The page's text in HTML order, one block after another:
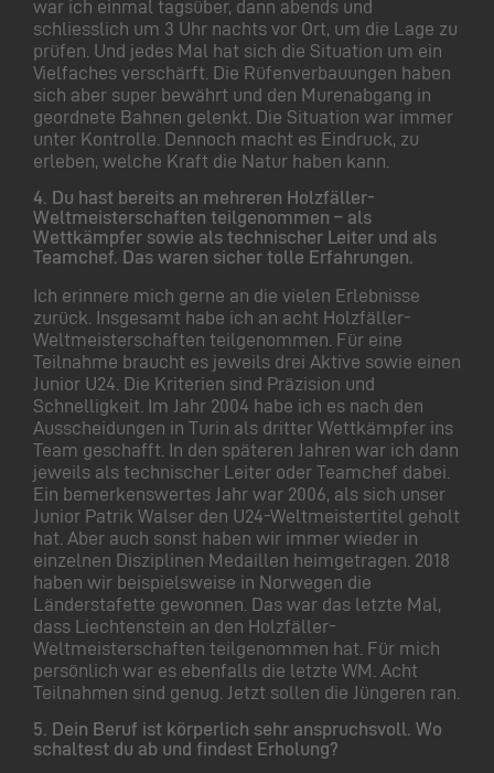
war ich einmal tagsüber, dann abends und
schliesslich um 3 Uhr nachts vor Ort, um die Lage zu
prüfen. Und jedes Mal hat sich die Situation um ein
Vielfaches verschärft. Die Rüfenverbauungen haben
sich aber super bewährt und den Murenabgang in
geordnete Bahnen gelenkt. Die Situation war immer
unter Kontrolle. Dennoch macht es Eindruck, zu
erleben, welche Kraft die Natur haben kann.
4. Du hast bereits an mehreren Holzfäller-
Weltmeisterschaften teilgenommen – als
Wettkämpfer sowie als technischer Leiter und als
Teamchef. Das waren sicher tolle Erfahrungen.
Ich erinnere mich gerne an die vielen Erlebnisse
zurück. Insgesamt habe ich an acht Holzfäller-
Weltmeisterschaften teilgenommen. Für eine
Teilnahme braucht es jeweils drei Aktive sowie einen
Junior U24. Die Kriterien sind Präzision und
Schnelligkeit. Im Jahr 2004 habe ich es nach den
Ausscheidungen in Turin als dritter Wettkämpfer ins
Team geschafft. In den späteren Jahren war ich dann
jeweils als technischer Leiter oder Teamchef dabei.
Ein bemerkenswertes Jahr war 2006, als sich unser
Junior Patrik Walser den U24-Weltmeistertitel geholt
hat. Aber auch sonst haben wir immer wieder in
einzelnen Disziplinen Medaillen heimgetragen. 2018
haben wir beispielsweise in Norwegen die
Länderstafette gewonnen. Das war das letzte Mal,
dass Liechtenstein an den Holzfäller-
Weltmeisterschaften teilgenommen hat. Für mich
persönlich war es ebenfalls die letzte WM. Acht
Teilnahmen sind genug. Jetzt sollen die Jüngeren ran.
5. Dein Beruf ist körperlich sehr anspruchsvoll. Wo
schaltest du ab und findest Erholung?